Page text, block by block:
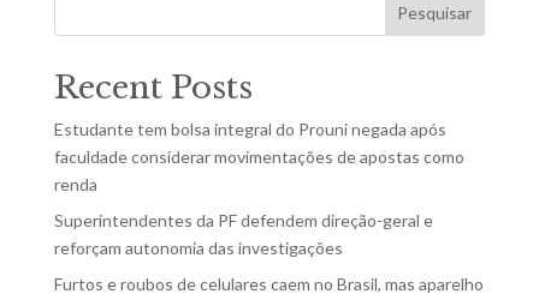
Pesquisar
Recent Posts
Estudante tem bolsa integral do Prouni negada após
faculdade considerar movimentações de apostas como
renda
Superintendentes da PF defendem direção-geral e
reforçam autonomia das investigações
Furtos e roubos de celulares caem no Brasil, mas aparelho